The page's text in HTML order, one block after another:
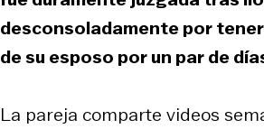
desconsoladamente por
de su esposo por un par de
La pareja comparte videos